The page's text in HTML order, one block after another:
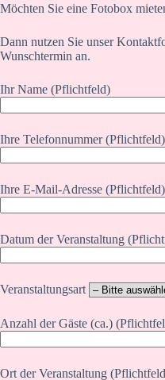
Möchten Sie eine Fotobox
Dann nutzen Sie unser
Wunschtermin an.
Ihr Name (Pflichtfeld)
Ihre Telefonnummer (Pflichtfeld)
Ihre E-Mail-Adresse (Pflichtfeld)
Datum der Veranstaltung
Veranstaltungsart
Anzahl der Gäste (ca.)
Ort der Veranstaltung